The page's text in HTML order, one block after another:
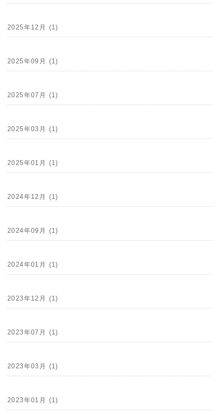
2025年12月 (1)
2025年09月 (1)
2025年07月 (1)
2025年03月 (1)
2025年01月 (1)
2024年12月 (1)
2024年09月 (1)
2024年01月 (1)
2023年12月 (1)
2023年07月 (1)
2023年03月 (1)
2023年01月 (1)